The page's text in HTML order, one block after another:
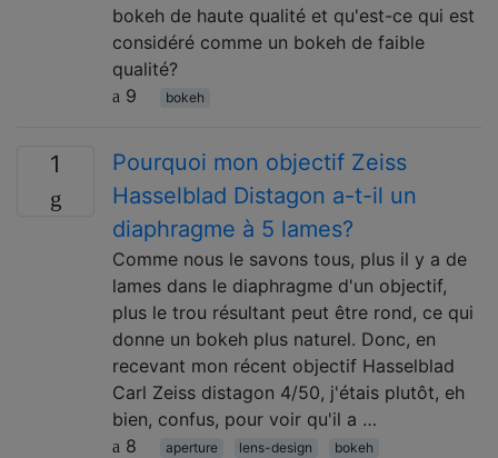
bokeh de haute qualité et qu'est-ce qui est
considéré comme un bokeh de faible
qualité?
9
bokeh
1
Pourquoi mon objectif Zeiss
Hasselblad Distagon a-t-il un
diaphragme à 5 lames?
Comme nous le savons tous, plus il y a de
lames dans le diaphragme d'un objectif,
plus le trou résultant peut être rond, ce qui
donne un bokeh plus naturel. Donc, en
recevant mon récent objectif Hasselblad
Carl Zeiss distagon 4/50, j'étais plutôt, eh
bien, confus, pour voir qu'il a …
8
aperture lens-design bokeh